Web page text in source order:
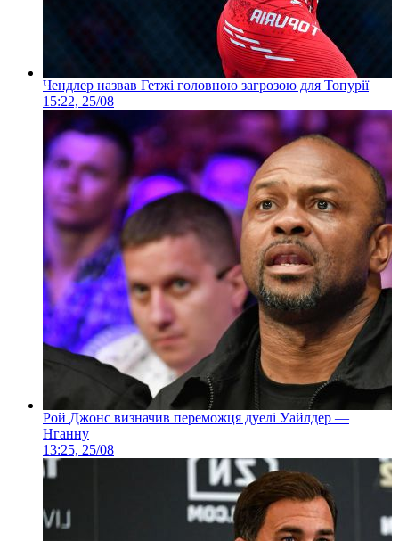
Чендлер назвав Гетжі головною загрозою для Топурії
15:22, 25/08
Рой Джонс визначив переможця дуелі Уайлдер —
Нганну
13:25, 25/08